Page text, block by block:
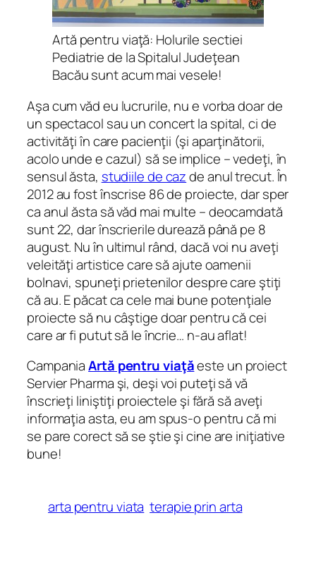
Artă pentru viaţă: Holurile sectiei
Pediatrie de la Spitalul Judeţean
Bacău sunt acum mai vesele!
Aşa cum văd eu lucrurile, nu e vorba doar de
un spectacol sau un concert la spital, ci de
activităţi în care pacienţii (şi aparţinătorii,
acolo unde e cazul) să se implice – vedeţi, în
sensul ăsta, studiile de cazde anul trecut. În
2012 au fost înscrise 86 de proiecte, dar sper
ca anul ăsta să văd mai multe – deocamdată
sunt 22, dar înscrierile durează până pe 8
august. Nu în ultimul rând, dacă voi nu aveţi
veleităţi artistice care să ajute oamenii
bolnavi, spuneţi prietenilor despre care ştiţi
că au. E păcat ca cele mai bune potenţiale
proiecte să nu câştige doar pentru că cei
care ar fi putut să le încrie… n-au aflat!
CampaniaArtă pentru viaţăeste un proiect
Servier Pharma şi, deşi voi puteţi să vă
înscrieţi liniştiţi proiectele şi fără să aveţi
informaţia asta, eu am spus-o pentru că mi
se pare corect să se ştie şi cine are iniţiative
bune!
arta pentru viata terapie prin arta